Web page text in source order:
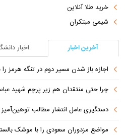
خرید طلا آنلاین
شیمی مبتکران
آخرین اخبار
اخبار
اجازه باز شدن مسیر دوم در تنگه هرمز را
چرا حتی منتقدان هم زیر پرچم شهید
دستگیری عامل انتشار مطالب
مواضع مزدوران سعودی را با موشک